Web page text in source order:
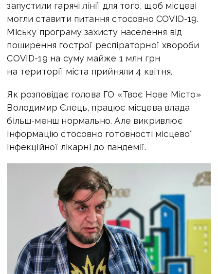
запустили гарячі лінії для того, щоб місцеві
могли ставити питання стосовно COVID-19.
Міську програму захисту населення від
поширення гострої респіраторної хвороби
COVID-19 на суму майже 1 млн грн
на території міста прийняли 4 квітня.
Як розповідає голова ГО «Твоє Нове Місто»
Володимир Єлець, працює місцева влада
більш-менш нормально. Але викривлює
інформацію стосовно готовності місцевої
інфекційної лікарні до пандемії.